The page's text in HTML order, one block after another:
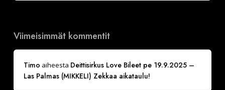
Viimeisimmät kommentit
Timo aiheesta Deittisirkus Love Bileet pe 19.9.2025 –
Las Palmas (MIKKELI) Zekkaa aikataulu!